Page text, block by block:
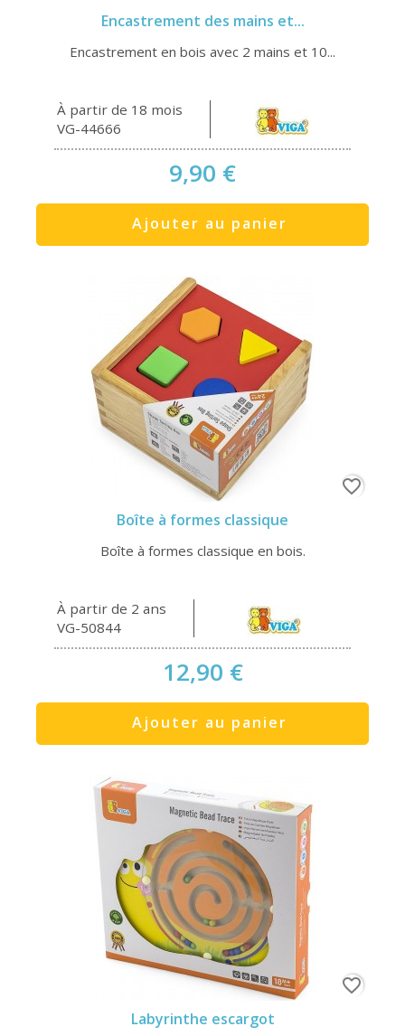
Encastrement des mains et...
Encastrement en bois avec 2 mains et 10...
À partir de 18 mois
VG-44666
9,90 €
Ajouter au panier
Boîte à formes classique
Boîte à formes classique en bois.
À partir de 2 ans
VG-50844
12,90 €
Ajouter au panier
favorite_border
Labyrinthe escargot
favorite_border